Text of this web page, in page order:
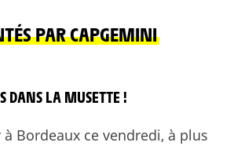
PAR CAPGEMINI
DANS LA MUSETTE !
Bordeaux ce vendredi, à plus